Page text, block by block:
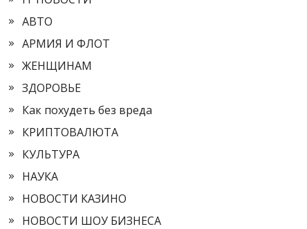
АВТО
АРМИЯ И ФЛОТ
ЖЕНЩИНАМ
ЗДОРОВЬЕ
Как похудеть без вреда
КРИПТОВАЛЮТА
КУЛЬТУРА
НАУКА
НОВОСТИ КАЗИНО
НОВОСТИ ШОУ БИЗНЕСА